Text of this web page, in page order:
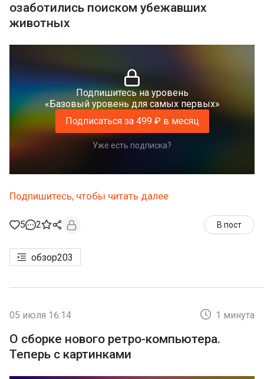
озаботились поиском убежавших
животных
Подпишитесь на уровень
«Базовый уровень для самых первых»
Подписаться за 499 ₽ в месяц
Уже есть подписка?
Подпишитесь, чтобы читать далее
5 2 В пост
обзор203
05 июля 16:14 1 минута
О сборке нового ретро-компьютера.
Теперь с картинками